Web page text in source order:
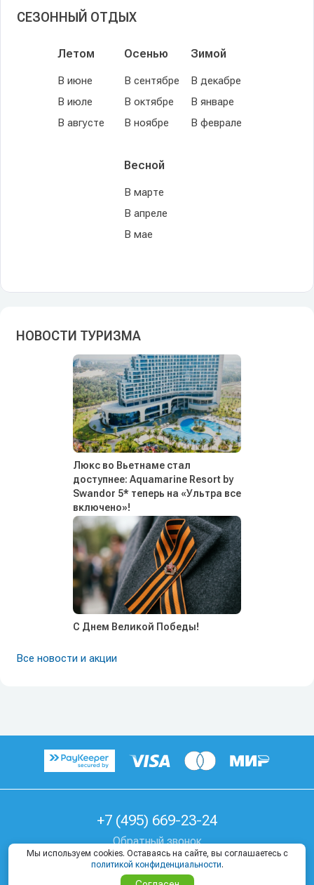
СЕЗОННЫЙ ОТДЫХ
Летом
В июне
В июле
В августе
Осенью
В сентябре
В октябре
В ноябре
Зимой
В декабре
В январе
В феврале
Весной
В марте
В апреле
В мае
НОВОСТИ ТУРИЗМА
Люкс во Вьетнаме стал
доступнее: Aquamarine Resort by
Swandor 5* теперь на «Ультра все
включено»!
С Днем Великой Победы!
Все новости и акции
+7 (495) 669-23-24
Обратный звонок
г. Москва, Козицкий пер, д. 1А
Мы используем cookies. Оставаясь на сайте, вы соглашаетесь с
политикой конфиденциальности.